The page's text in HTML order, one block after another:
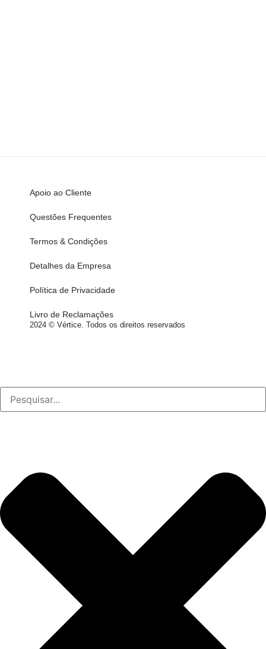
2024 © Vértice. Todos os direitos reservados
Apoio ao Cliente
Questões Frequentes
Termos & Condições
Detalhes da Empresa
Política de Privacidade
Livro de Reclamações